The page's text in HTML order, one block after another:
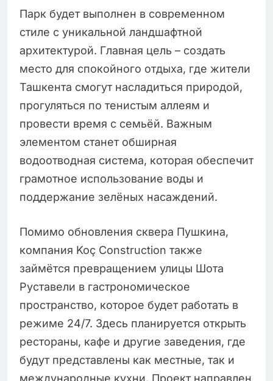
Парк будет выполнен в современном
стиле с уникальной ландшафтной
архитектурой. Главная цель – создать
место для спокойного отдыха, где жители
Ташкента смогут насладиться природой,
прогуляться по тенистым аллеям и
провести время с семьёй. Важным
элементом станет обширная
водоотводная система, которая обеспечит
грамотное использование воды и
поддержание зелёных насаждений.
Помимо обновления сквера Пушкина,
компания Koç Construction также
займётся превращением улицы Шота
Руставели в гастрономическое
пространство, которое будет работать в
режиме 24/7. Здесь планируется открыть
рестораны, кафе и другие заведения, где
будут представлены как местные, так и
международные кухни. Проект направлен